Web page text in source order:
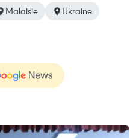
Malaisie Ukraine